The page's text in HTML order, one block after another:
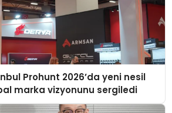
Prohunt 2026’da yeni nesil
marka vizyonunu sergiledi